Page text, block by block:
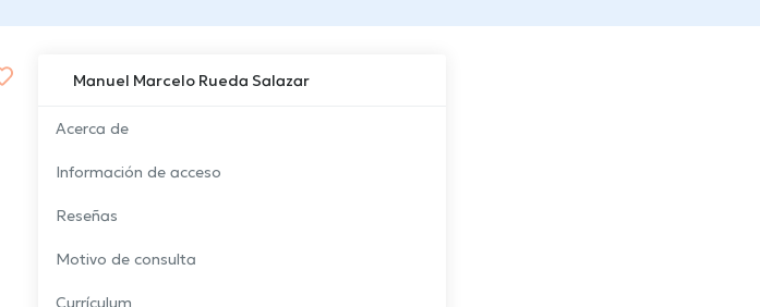
Manuel Marcelo Rueda Salazar
Acerca de
Información de acceso
Reseñas
Motivo de consulta
Currículum